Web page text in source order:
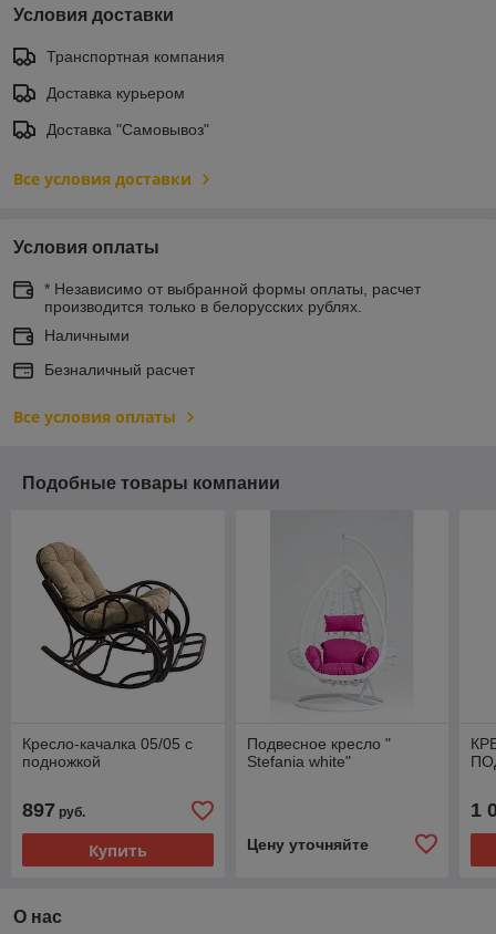
Условия доставки
Транспортная компания
Доставка курьером
Доставка "Самовывоз"
Все условия доставки
Условия оплаты
* Независимо от выбранной формы оплаты, расчет
производится только в белорусских рублях.
Наличными
Безналичный расчет
Все условия оплаты
Подобные товары компании
Кресло-качалка 05/05 с
подножкой
897 руб.
Купить
Подвесное кресло "
Stefania white"
Цену уточняйте
1
О нас